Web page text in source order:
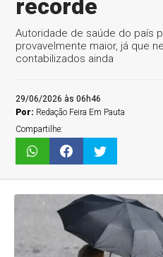
recorde
Autoridade de saúde do país
provavelmente maior, já que
contabilizados ainda
29/06/2026 às 06h46
Por: Redação Feira Em Pauta
Compartilhe: